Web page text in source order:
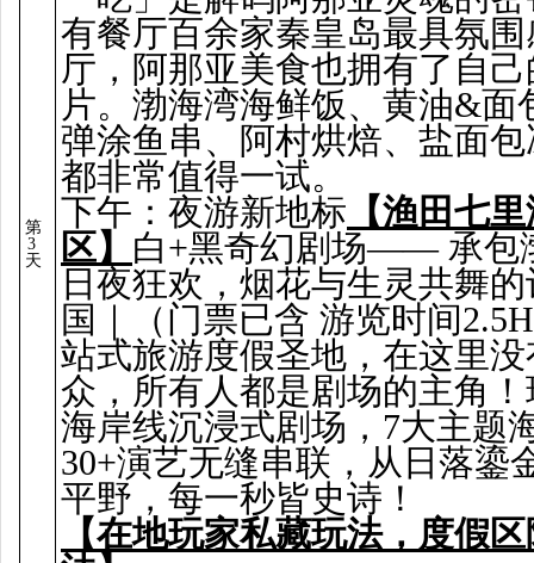
第
3
天
有餐厅百余家秦皇岛最具氛
厅，阿那亚美食也拥有了自
片。渤海湾海鲜饭、黄油&面
弹涂鱼串、阿村烘焙、盐面
都非常值得一试。
下午：夜游新地标 【渔田七
区】 白+黑奇幻剧场—— 承包
日夜狂欢，烟花与生灵共舞
国｜（门票已含 游览时间
站式旅游度假圣地，在这里
众，所有人都是剧场的主角
海岸线沉浸式剧场，7大主题
30+演艺无缝串联，从日落鎏
平野，每一秒皆史诗！
【在地玩家私藏玩法，度假